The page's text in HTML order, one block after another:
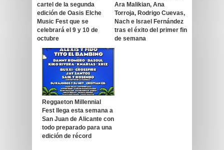
cartel de la segunda
edición de Oasis Elche
Music Fest que se
celebrará el 9 y 10 de
octubre
Ara Malikian, Ana
Torroja, Rodrigo Cuevas,
Nach e Israel Fernández
tras el éxito del primer fin
de semana
Reggaeton Millennial
Fest llega esta semana a
San Juan de Alicante con
todo preparado para una
edición de récord